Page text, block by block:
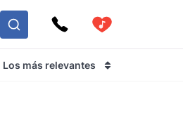
Los más relevantes